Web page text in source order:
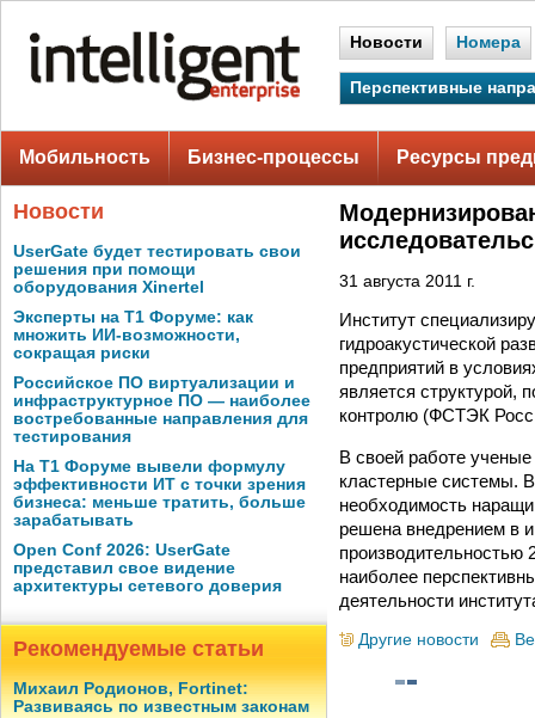
Новости Номера
Перспективные
Мобильность Бизнес-процессы Ресурсы
Новости
UserGate будет тестировать свои
решения при помощи
оборудования Xinertel
Эксперты на Т1 Форуме: как
множить ИИ-возможности,
сокращая риски
Российское ПО виртуализации и
инфраструктурное ПО — наиболее
востребованные направления для
тестирования
На Т1 Форуме вывели формулу
эффективности ИТ с точки зрения
бизнеса: меньше тратить, больше
зарабатывать
Open Conf 2026: UserGate
представил свое видение
архитектуры сетевого доверия
Рекомендуемые статьи
Михаил Родионов, Fortinet:
Развиваясь по известным законам
31 августа 2011 г.
Институт
гидроакустической
предприятий в
является структурой,
контролю (ФСТЭК
В своей работе
кластерные системы.
необходимость
решена внедрением в
производительностью
наиболее
деятельности
Другие новости